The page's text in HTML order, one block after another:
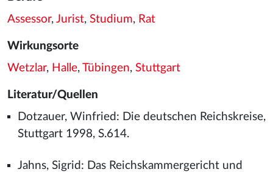
Assessor, Jurist, Studium, Rat
Wirkungsorte
Wetzlar, Halle, Tübingen, Stuttgart
Literatur/Quellen
Dotzauer, Winfried: Die deutschen Reichskreise,
Stuttgart 1998, S.614.
Jahns, Sigrid: Das Reichskammergericht und